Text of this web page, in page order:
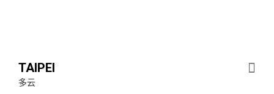
TAIPEI
多云